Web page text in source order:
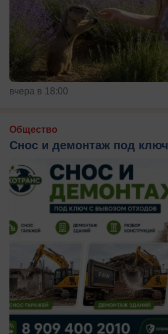
вчера в 18:00
Общество
Снос и демонтаж под ключ